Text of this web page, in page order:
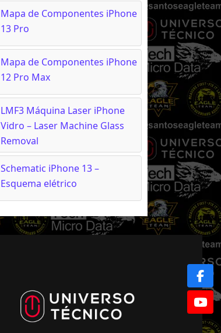
Mapa de Componentes iPhone
13 Pro
Mapa de Componentes iPhone
12 Pro Max
LMF3 Máquina Laser iPhone
Vidro – Laser Machine Glass
Removal
Schematic iPhone 13 –
Esquema elétrico